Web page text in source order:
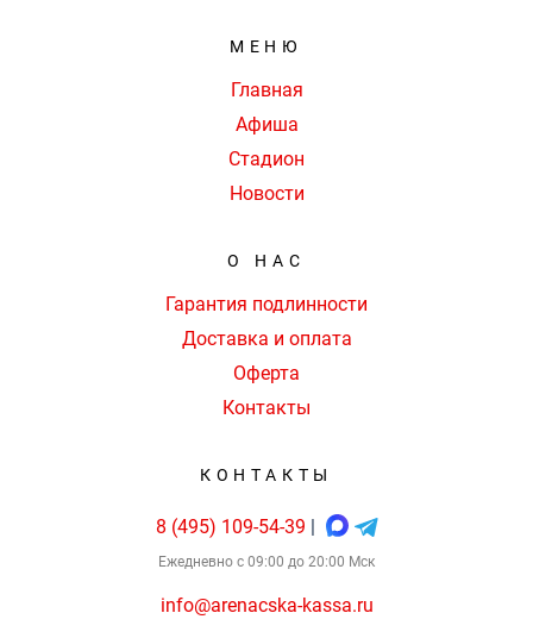
МЕНЮ
Главная
Афиша
Стадион
Новости
О НАС
Гарантия подлинности
Доставка и оплата
Оферта
Контакты
КОНТАКТЫ
8 (495) 109-54-39 |
Ежедневно с 09:00 до 20:00 Мск
info@arenacska-kassa.ru